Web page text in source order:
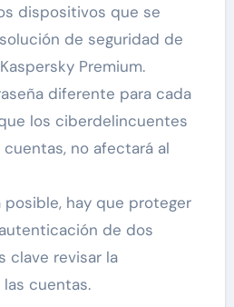
dispositivos que se
de seguridad de
Premium.
diferente para cada
los ciberdelincuentes
no afectará al
posible, hay que proteger
de dos
clave revisar la
cuentas.